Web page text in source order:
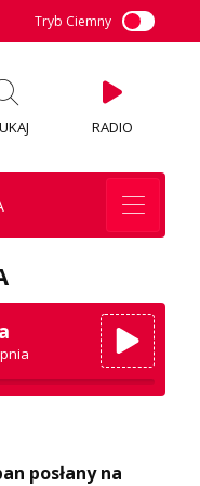
Tryb Ciemny
RADIO
posłany na